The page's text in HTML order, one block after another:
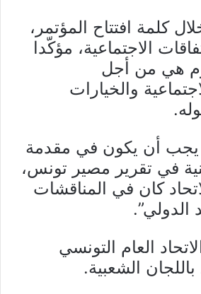
كلمة افتتاح المؤتمر،
الاجتماعية، مؤكّدا
هي من أجل
والخيارات
يجب أن يكون في مقدمة
في تقرير مصير تونس،
كان في المناقشات
الدولي”.
العام التونسي
الشعبية.